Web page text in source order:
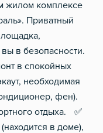
жилом комплексе
Приватный
в безопасности.
в спокойных
необходимая
фен).
отдыха. ✅
в доме),